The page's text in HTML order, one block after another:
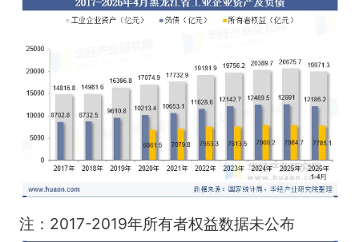
注：2017-2019年所有者权益数据未公布